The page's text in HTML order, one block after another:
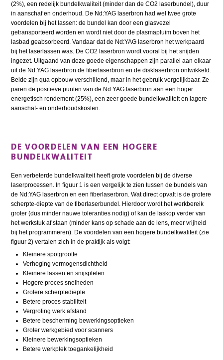
(2%), een redelijk bundelkwaliteit (minder dan de CO2 laserbundel), duur
in aanschaf en onderhoud. De Nd:YAG laserbron had wel twee grote
voordelen bij het lassen: de bundel kan door een glasvezel
getransporteerd worden en wordt niet door de plasmapluim boven het
lasbad geabsorbeerd. Vandaar dat de Nd:YAG laserbron het werkpaard
bij het laserlassen was. De CO2 laserbron wordt vooral bij het snijden
ingezet. Uitgaand van deze goede eigenschappen zijn parallel aan elkaar
uit de Nd:YAG laserbron de fiberlaserbron en de disklaserbron ontwikkeld.
Beide zijn qua opbouw verschillend, maar in het gebruik vergelijkbaar. Ze
paren de positieve punten van de Nd:YAG laserbron aan een hoger
energetisch rendement (25%), een zeer goede bundelkwaliteit en lagere
aanschaf- en onderhoudskosten.
DE VOORDELEN VAN EEN HOGERE
BUNDELKWALITEIT
Een verbeterde bundelkwaliteit heeft grote voordelen bij de diverse
laserprocessen. In figuur 1 is een vergelijk te zien tussen de bundels van
de Nd:YAG laserbron en een fiberlaserbron. Wat direct opvalt is de grotere
scherpte-diepte van de fiberlaserbundel. Hierdoor wordt het werkbereik
groter (dus minder nauwe toleranties nodig) of kan de laskop verder van
het werkstuk af staan (minder kans op schade aan de lens, meer vrijheid
bij het programmeren). De voordelen van een hogere bundelkwaliteit (zie
figuur 2) vertalen zich in de praktijk als volgt:
Kleinere spotgrootte
Verhoging vermogensdichtheid
Kleinere lassen en snijspleten
Hogere proces snelheden
Grotere scherptediepte
Betere proces stabiliteit
Vergroting werk afstand
Betere bescherming bewerkingsoptieken
Groter werkgebied voor scanners
Kleinere bewerkingsoptieken
Betere werkplek toegankelijkheid